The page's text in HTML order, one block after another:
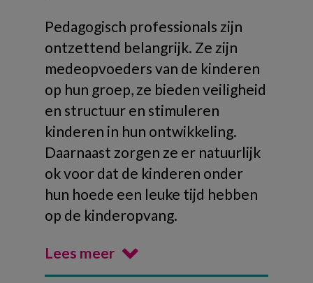
Pedagogisch professionals zijn
ontzettend belangrijk. Ze zijn
medeopvoeders van de kinderen
op hun groep, ze bieden veiligheid
en structuur en stimuleren
kinderen in hun ontwikkeling.
Daarnaast zorgen ze er natuurlijk
ok voor dat de kinderen onder
hun hoede een leuke tijd hebben
op de kinderopvang.
Lees meer